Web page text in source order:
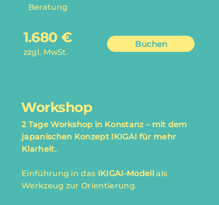
Beratung
1.680 €
zzgl. MwSt.
Buchen
Workshop
2 Tage Workshop in Konstanz – mit dem
japanischen Konzept IKIGAI für mehr
Klarheit.
Einführung in das IKIGAI-Modellals
Werkzeug zur Orientierung.